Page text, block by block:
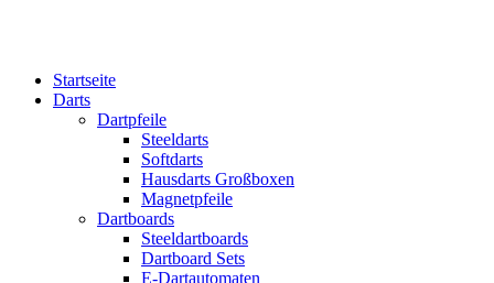
Startseite
Darts
Dartpfeile
Steeldarts
Softdarts
Hausdarts Großboxen
Magnetpfeile
Dartboards
Steeldartboards
Dartboard Sets
E-Dartautomaten